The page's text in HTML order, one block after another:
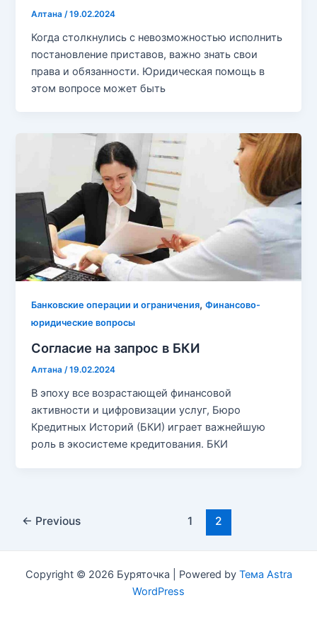
Алтана /19.02.2024
Когда столкнулись с невозможностью исполнить
постановление приставов, важно знать свои
права и обязанности. Юридическая помощь в
этом вопросе может быть
Банковские операции и ограничения,Финансово-
юридические вопросы
Согласие на запрос в БКИ
Алтана/19.02.2024
В эпоху все возрастающей финансовой
активности и цифровизации услуг, Бюро
Кредитных Историй (БКИ) играет важнейшую
роль в экосистеме кредитования. БКИ
Post← Previous 1 2
Copyright © 2026 Буряточка | Powered by Тема Astra
WordPress